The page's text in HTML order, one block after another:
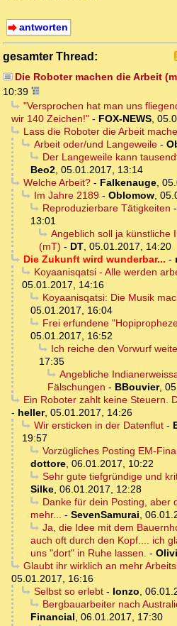
antworten
gesamter Thread:
Die Roboter machen die Arbeit
10:39
"Versprochen hat man uns
wir 140 Zeichen!" - FOX-NEWS,
Lass die Roboter die Arbeit
Arbeit oder/und Langeweile-
Der Langeweile kann
Beo2, 05.01.2017, 13:14
Welche Arbeit?- Falkenauge,
Im Jahre 2189- Oblomow,
Reproduzierbare Tätigkeiten -
13:01
Angeblich soll ja künstliche
(mT) - DT, 05.01.2017, 14:20
Die Zukunft wird wunderbar... -
Koyaanisqatsi - Alle werden
05.01.2017, 14:16
Koyaanisqatsi: Die Musik
05.01.2017, 16:04
Frei erfundene
05.01.2017, 16:52
Ich reiche den Vorwurf
17:35
Angebliche
Fälschungen - BBouvier,
Ein Roboter zahlt keine Steuern.
- heller, 05.01.2017, 14:26
Wir ersticken in der Datenflut-
19:57
Vorzügliches Posting EM-
dottore, 06.01.2017, 10:22
Sehr gute tiefgründige und
Silke, 06.01.2017, 12:28
Danke für dein Posting, aber
mehr... - SevenSamurai,
Ja, die Idee mit dem
auch oft durch den Kopf.... ich
uns "dort" in Ruhe lassen. -
Glaubt ihr wirklich an mehr
05.01.2017, 16:16
Selbst so erlebt- lonzo,
Bergbauarbeiter nach
Financial, 06.01.2017, 17:30